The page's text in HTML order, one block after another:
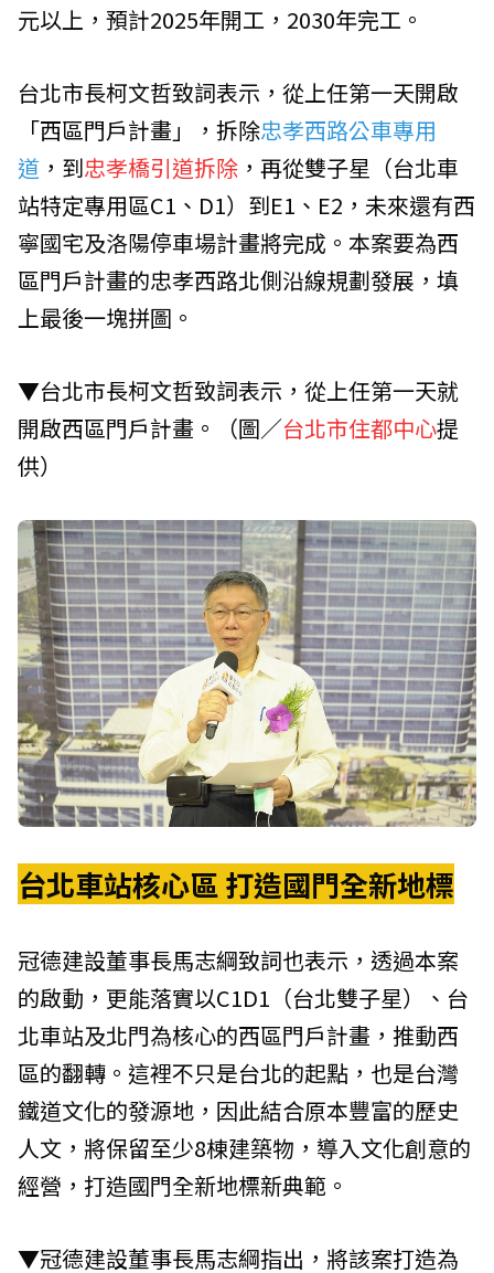
元以上，預計2025年開工，2030年完工。
台北市長柯文哲致詞表示，從上任第一天開啟
「西區門戶計畫」，拆除忠孝西路公車專用
道 ，到忠孝橋引道拆除 ，再從雙子星（台北車
站特定專用區C1、D1）到E1、E2，未來還有西
寧國宅及洛陽停車場計畫將完成。本案要為西
區門戶計畫的忠孝西路北側沿線規劃發展，填
上最後一塊拼圖。
▼台北市長柯文哲致詞表示，從上任第一天就
開啟西區門戶計畫。（圖／台北市住都中心提
供）
台北車站核心區 打造國門全新地標
冠德建設董事長馬志綱致詞也表示，透過本案
的啟動，更能落實以C1D1（台北雙子星）、台
北車站及北門為核心的西區門戶計畫，推動西
區的翻轉。這裡不只是台北的起點，也是台灣
鐵道文化的發源地，因此結合原本豐富的歷史
人文，將保留至少8棟建築物，導入文化創意的
經營，打造國門全新地標新典範。
▼冠德建設董事長馬志綱指出，將該案打造為